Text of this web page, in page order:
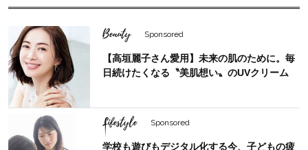
Beauty Sponsored
【高垣麗子さん愛用】未来の肌のために。毎
日続けたくなる〝美肌想い〟のUVクリーム
Lifestyle Sponsored
学校も遊びもデジタル化する今、子どもの疲